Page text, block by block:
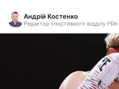
Андрій Костенко
Редактор спортивного відділу